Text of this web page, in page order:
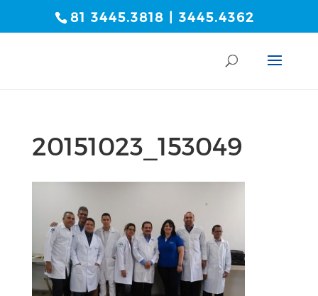
81 3445.3818 | 3445.4362
20151023_153049